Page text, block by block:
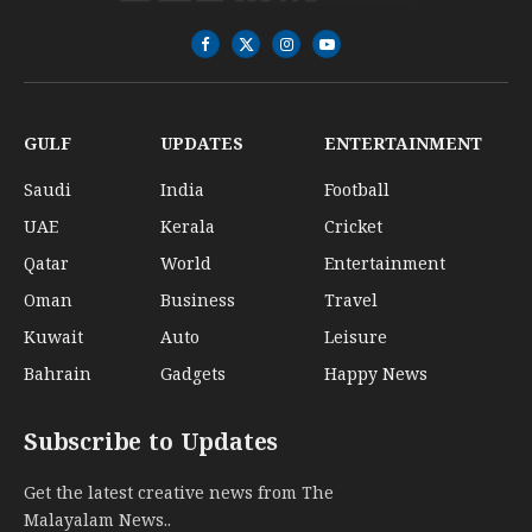
Facebook
X
(Twitter)
InstagramYouTube
GULF
Saudi
UAE
Qatar
Oman
Kuwait
Bahrain
UPDATES
India
Kerala
World
Business
Auto
Gadgets
ENTERTAINMENT
Football
Cricket
Entertainment
Travel
Leisure
Happy News
Subscribe to Updates
Get the latest creative news from The
Malayalam News..